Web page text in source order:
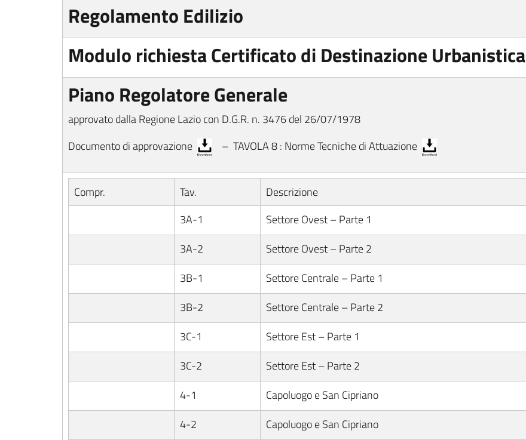
Regolamento Edilizio
Modulo richiesta Certificato di Destinazione Urbanistica
Piano Regolatore Generale
approvato dalla Regione Lazio con D.G.R. n. 3476 del 26/07/1978
Documento di approvazione
– TAVOLA 8 : Norme Tecniche di Attuazione
Compr. Tav.
Descrizione
3A-1
Settore Ovest – Parte 1
3A-2
Settore Ovest – Parte 2
3B-1
Settore Centrale – Parte 1
3B-2
Settore Centrale – Parte 2
3C-1
Settore Est – Parte 1
3C-2
Settore Est – Parte 2
4-1
Capoluogo e San Cipriano
4-2
Capoluogo e San Cipriano